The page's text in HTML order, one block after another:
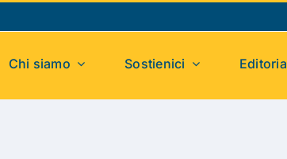
Chi siamo Sostienici Editoria